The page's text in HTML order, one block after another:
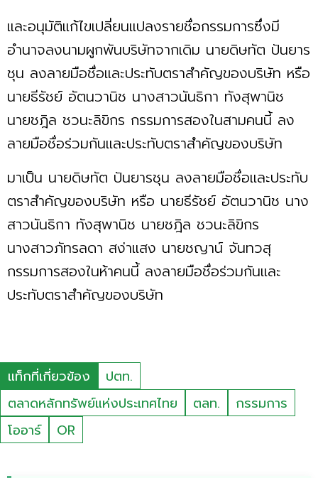
และอนุมัติแก้ไขเปลี่ยนแปลงรายชื่อกรรมการซึ่งมี
อำนาจลงนามผูกพันบริษัทจากเดิม นายดิษทัต ปันยาร
ชุน ลงลายมือชื่อและประทับตราสำคัญของบริษัท หรือ
นายธีรัชย์ อัตนวานิช นางสาวนันธิกา ทังสุพานิช
นายชฎิล ชวนะลิขิกร กรรมการสองในสามคนนี้ ลง
ลายมือชื่อร่วมกันและประทับตราสำคัญของบริษัท
มาเป็น นายดิษทัต ปันยารชุน ลงลายมือชื่อและประทับ
ตราสำคัญของบริษัท หรือ นายธีรัชย์ อัตนวานิช นาง
สาวนันธิกา ทังสุพานิช นายชฎิล ชวนะลิขิกร
นางสาวภัทรลดา สง่าแสง นายชญาน์ จันทวสุ
กรรมการสองในห้าคนนี้ ลงลายมือชื่อร่วมกันและ
ประทับตราสำคัญของบริษัท
แท็กที่เกี่ยวข้อง
ปตท.
ตลาดหลักทรัพย์แห่งประเทศไทย
ตลท.
กรรมการ
โออาร์
OR